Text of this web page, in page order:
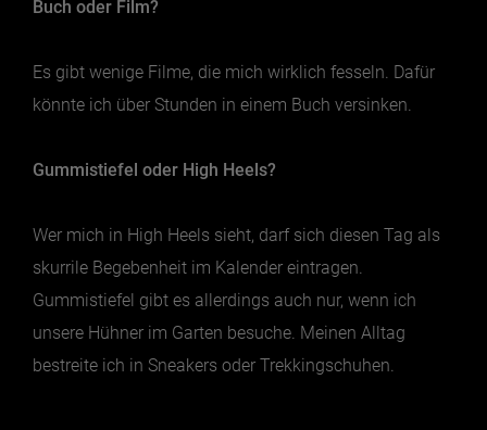
Dezember
Buch oder Film?
Es gibt wenige Filme, die mich wirklich fesseln. Dafür
könnte ich über Stunden in einem Buch versinken.
Gummistiefel oder High Heels?
Wer mich in High Heels sieht, darf sich diesen Tag als
skurrile Begebenheit im Kalender eintragen.
Gummistiefel gibt es allerdings auch nur, wenn ich
unsere Hühner im Garten besuche. Meinen Alltag
bestreite ich in Sneakers oder Trekkingschuhen.